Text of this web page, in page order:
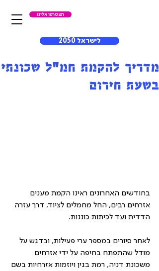
הצטרפו אלינו
לישראל 2050
מדריך להקמת חמ"ל שכונתי
בשעת חירום
בחודשים האחרונים ראינו הקמת מענים
אזרחים רבים, החל מחמלים לציוד, דרך עזרה
הדדית ועד לכיתות כוננות.
לאחר סיורים במספר ערי פעילות, ובדגש על
מודל שהתפתח בחיפה על ידי אזרחים
משכונת דניה, רמת בגין ויוזמות אזרחיות בשם